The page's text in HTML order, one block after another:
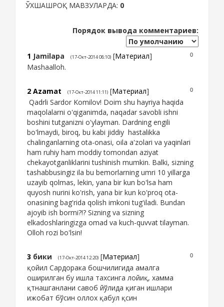
ЎХШАШРОҚ МАВЗУЛАРДА: 0
Порядок вывода комментариев:
0
1 Jamilapa (17-Окт-2014 08:10) [Материал]
Mashaalloh.
0
2 Azamat (17-Окт-2014 11:11) [Материал]
Qadrli Sardor Komilov! Doim shu hayriya haqida
maqolalarni o'qiganimda, naqadar savobli ishni
boshini tutganizni o'ylayman. Dardning engili
bo'lmaydi, biroq, bu kabi jiddiy hastalikka
chalinganlarning ota-onasi, oila a'zolari va yaqinlari
ham ruhiy ham moddiy tomondan aziyat
chekayotganliklarini tushinish mumkin. Balki, sizning
tashabbusingiz ila bu bemorlarning umri 10 yillarga
uzayib qolmas, lekin, yana bir kun bo'lsa ham
quyosh nurini ko'rish, yana bir kun ko'proq ota-
onasining bag'rida qolish imkoni tug'iladi. Bundan
ajoyib ish bormi?!? Sizning va sizning
elkadoshlaringizga omad va kuch-quvvat tilayman.
Olloh rozi bo'lsin!
0
3 бики (17-Окт-2014 12:20) [Материал]
қойил Сардорака бошчилигида амалга
оширилган бу ишла тахсинга лойиқ, хамма
қтнашганлани савоб йўлида қиган ишлари
ижобат бўсин оллох қабул қсин